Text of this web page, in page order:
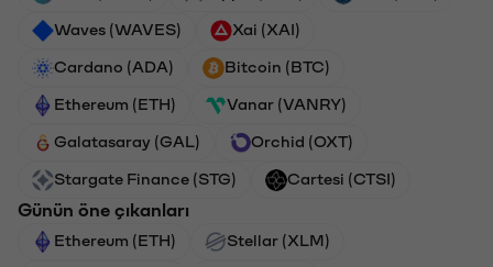
Waves (WAVES) Xai (XAI)
Cardano (ADA) Bitcoin (BTC)
Ethereum (ETH) Vanar (VANRY)
Galatasaray (GAL) Orchid (OXT)
Stargate Finance (STG) Cartesi (CTSI)
Günün öne çıkanları
Ethereum (ETH) Stellar (XLM)